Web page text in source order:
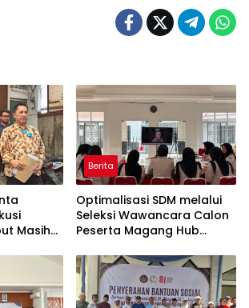
Masih
Berita
Optimalisasi SDM melalui
Seleksi Wawancara Calon
Peserta Magang Hub
2026